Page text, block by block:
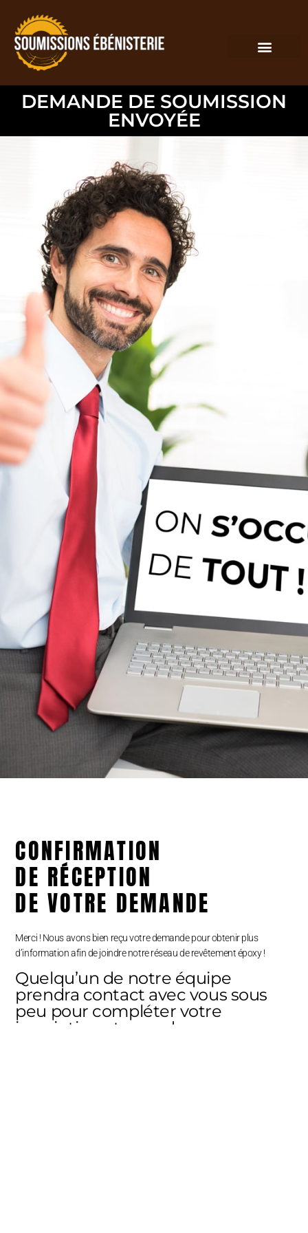
DEMANDE DE SOUMISSION
ENVOYÉE
CONFIRMATION
DE RÉCEPTION
DE VOTRE DEMANDE
Merci ! Nous avons bien reçu votre demande pour obtenir plus
d’information afin de joindre notre réseau de revêtement époxy !
Quelqu’un de notre équipe
prendra contact avec vous sous
peu pour compléter votre
inscription et vous donner